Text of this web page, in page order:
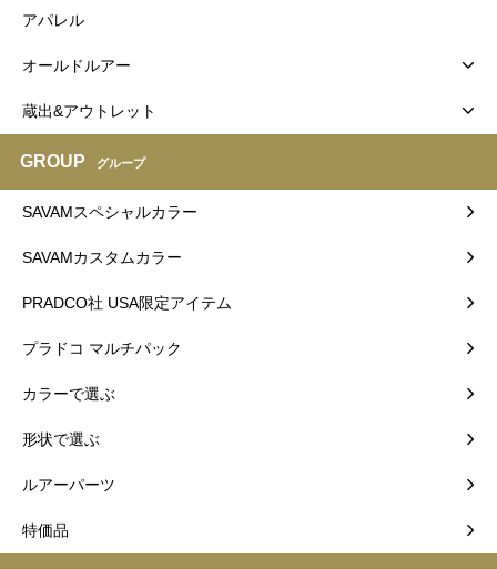
アパレル
オールドルアー
蔵出&アウトレット
GROUP グループ
SAVAMスペシャルカラー
SAVAMカスタムカラー
PRADCO社 USA限定アイテム
プラドコ マルチパック
カラーで選ぶ
形状で選ぶ
ルアーパーツ
特価品